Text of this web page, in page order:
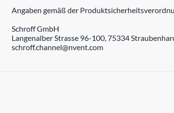
Angaben gemäß der
Schroff GmbH
Langenalber Strasse 96-100, 75334
schroff.channel@nvent.com